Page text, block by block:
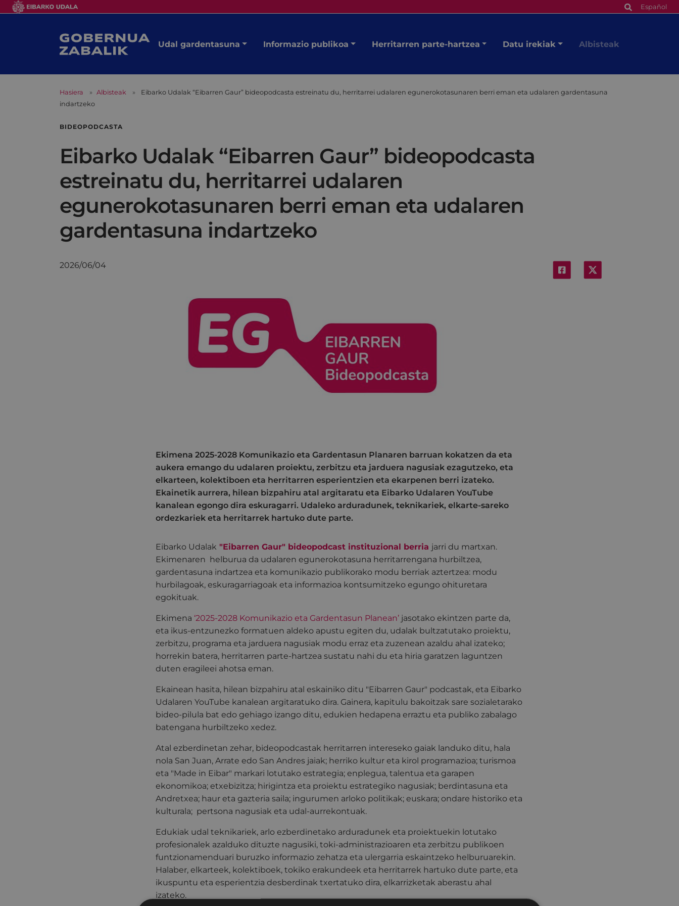
Español
Udal gardentasuna Informazio publikoa Herritarren parte-hartzea Datu irekiak Albisteak
Hasiera Albisteak
Eibarko Udalak “Eibarren Gaur” bideopodcasta estreinatu du, herritarrei udalaren egunerokotasunaren berri eman eta udalaren gardentasuna
indartzeko
BIDEOPODCASTA
Eibarko Udalak “Eibarren Gaur” bideopodcasta
estreinatu du, herritarrei udalaren
egunerokotasunaren berri eman eta udalaren
gardentasuna indartzeko
2026/06/04
Ekimena 2025-2028 Komunikazio eta Gardentasun Planaren barruan kokatzen da eta
aukera emango du udalaren proiektu, zerbitzu eta jarduera nagusiak ezagutzeko, eta
elkarteen, kolektiboen eta herritarren esperientzien eta ekarpenen berri izateko.
Ekainetik aurrera, hilean bizpahiru atal argitaratu eta Eibarko Udalaren YouTube
kanalean egongo dira eskuragarri. Udaleko arduradunek, teknikariek, elkarte-sareko
ordezkariek eta herritarrek hartuko dute parte.
Eibarko Udalak "Eibarren Gaur" bideopodcast instituzional berria jarri du martxan.
Ekimenaren helburua da udalaren egunerokotasuna herritarrengana hurbiltzea,
gardentasuna indartzea eta komunikazio publikorako modu berriak aztertzea: modu
hurbilagoak, eskuragarriagoak eta informazioa kontsumitzeko egungo ohituretara
egokituak.
Ekimena ‘2025-2028 Komunikazio eta Gardentasun Planean’ jasotako ekintzen parte da,
eta ikus-entzunezko formatuen aldeko apustu egiten du, udalak bultzatutako proiektu,
zerbitzu, programa eta jarduera nagusiak modu erraz eta zuzenean azaldu ahal izateko;
horrekin batera, herritarren parte-hartzea sustatu nahi du eta hiria garatzen laguntzen
duten eragileei ahotsa eman.
Ekainean hasita, hilean bizpahiru atal eskainiko ditu "Eibarren Gaur" podcastak, eta Eibarko
Udalaren YouTube kanalean argitaratuko dira. Gainera, kapitulu bakoitzak sare sozialetarako
bideo-pilula bat edo gehiago izango ditu, edukien hedapena erraztu eta publiko zabalago
batengana hurbiltzeko xedez.
Atal ezberdinetan zehar, bideopodcastak herritarren intereseko gaiak landuko ditu, hala
nola San Juan, Arrate edo San Andres jaiak; herriko kultur eta kirol programazioa; turismoa
eta "Made in Eibar" markari lotutako estrategia; enplegua, talentua eta garapen
ekonomikoa; etxebizitza; hirigintza eta proiektu estrategiko nagusiak; berdintasuna eta
Andretxea; haur eta gazteria saila; ingurumen arloko politikak; euskara; ondare historiko eta
kulturala; pertsona nagusiak eta udal-aurrekontuak.
Edukiak udal teknikariek, arlo ezberdinetako arduradunek eta proiektuekin lotutako
profesionalek azalduko dituzte nagusiki, toki-administrazioaren eta zerbitzu publikoen
funtzionamenduari buruzko informazio zehatza eta ulergarria eskaintzeko helburuarekin.
Halaber, elkarteek, kolektiboek, tokiko erakundeek eta herritarrek hartuko dute parte, eta
ikuspuntu eta esperientzia desberdinak txertatuko dira, elkarrizketak aberastu ahal
izateko.